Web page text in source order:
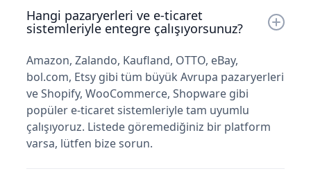
Hangi pazaryerleri ve e-ticaret
sistemleriyle entegre çalışıyorsunuz?
Amazon, Zalando, Kaufland, OTTO, eBay,
bol.com, Etsy gibi tüm büyük Avrupa pazaryerleri
ve Shopify, WooCommerce, Shopware gibi
popüler e-ticaret sistemleriyle tam uyumlu
çalışıyoruz. Listede göremediğiniz bir platform
varsa, lütfen bize sorun.